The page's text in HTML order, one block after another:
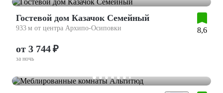
Гостевой дом Казачок Семейный
933 м от центра Архипо-Осиповки 8,6
от 3 744 ₽
за ночь